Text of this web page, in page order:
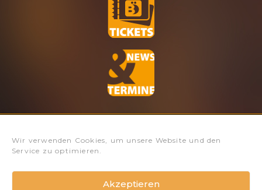
Wir verwenden Cookies, um unsere Website und den
Service zu optimieren.
Akzeptieren
Instagram
Facebook-
f
Youtube
alt